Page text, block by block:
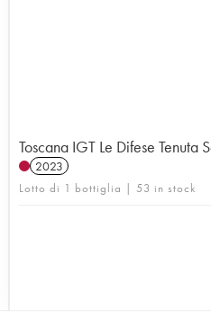
Toscana IGT Le Difese Tenuta
2023
Lotto di 1 bottiglia | 53 in stock